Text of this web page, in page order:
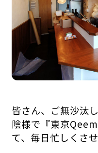
皆さん、ご無沙汰
陰様で『東京
て、毎日忙しくさ